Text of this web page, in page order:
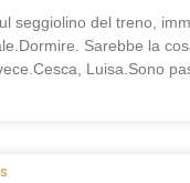
seggiolino del treno,
Sarebbe la
Luisa.Sono